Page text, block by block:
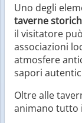
Uno degli
taverne
il visitatore
associazioni
atmosfere
sapori
Oltre alle
animano tutto